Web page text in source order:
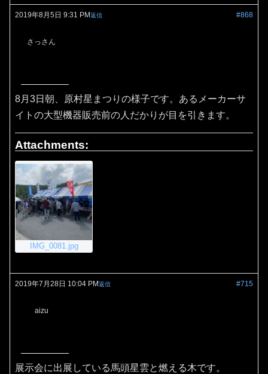
2019年8月5日 9:31 PM #868
返信
さっさん
8月3日朝、原村星まつりの様子です。あるメーカーサ
イトの大型機器販売前の人だかりが目を引きます。
Attachments:
IMG_0081.jpg
2019年7月28日 10:04 PM #715
返信
aizu
展示会に出展している馬頭星雲と燃える木です。